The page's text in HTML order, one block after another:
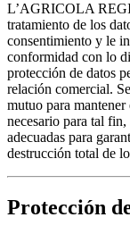
L’AGRICOLA
tratamiento de los
consentimiento y le
conformidad con lo
protección de datos
relación comercial.
mutuo para
necesario para tal
adecuadas para
destrucción total de
Protección